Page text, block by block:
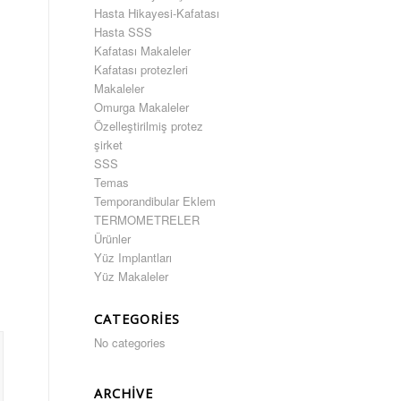
Hasta Hikayesi-Kafatası
Hasta SSS
Kafatası Makaleler
Kafatası protezleri
Makaleler
Omurga Makaleler
Özelleştirilmiş protez
şirket
SSS
Temas
Temporandibular Eklem
TERMOMETRELER
Ürünler
Yüz Implantları
Yüz Makaleler
CATEGORIES
No categories
ARCHIVE